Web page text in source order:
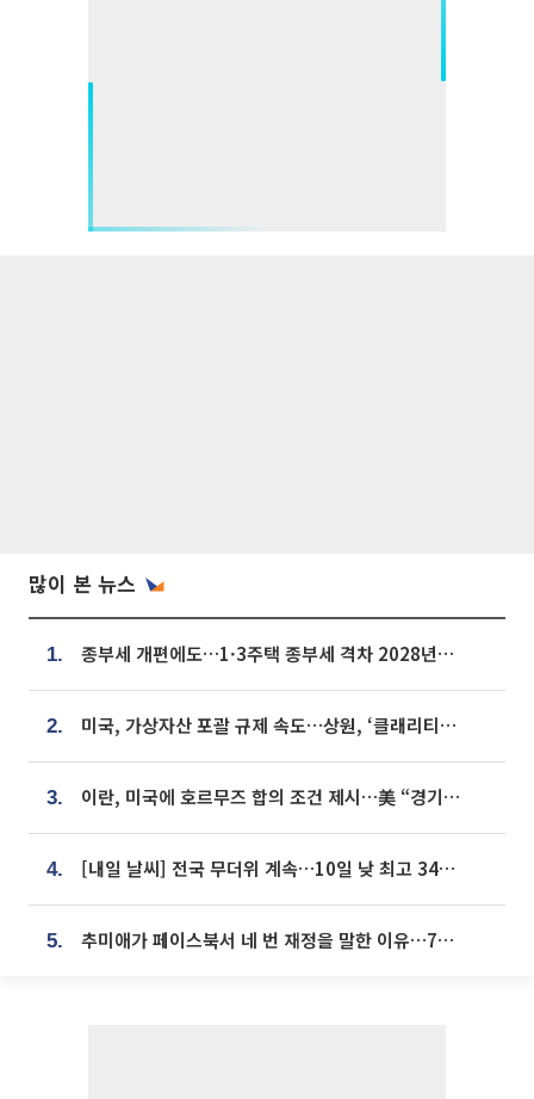
많이 본 뉴스
1. 종부세 개편에도…1·3주택 종부세 격차 2028년부터 확대
2. 미국, 가상자산 포괄 규제 속도…상원, ‘클래리티법’ 9월 절차투표 추진
3. 이란, 미국에 호르무즈 합의 조건 제시…美 “경기 아직 안 끝나” [종합]
4. [내일 날씨] 전국 무더위 계속…10일 낮 최고 34도 육박
5. 추미애가 페이스북서 네 번 재정을 말한 이유…7700억 추경 열쇠는 도의회에